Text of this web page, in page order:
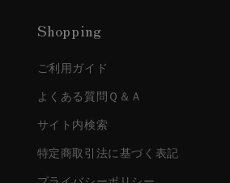
Shopping
ご利用ガイド
よくある質問Ｑ＆Ａ
サイト内検索
特定商取引法に基づく表記